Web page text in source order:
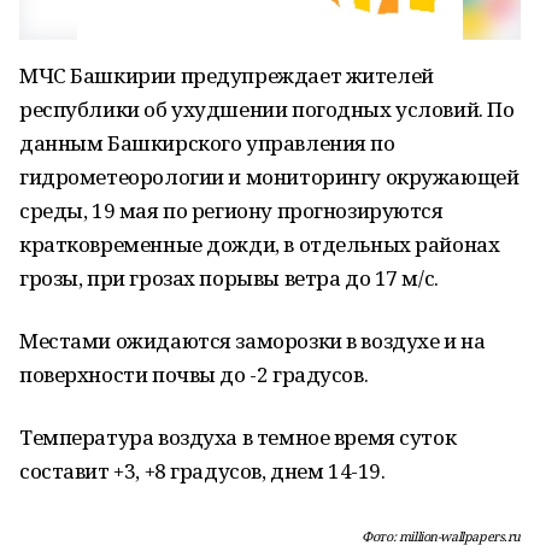
МЧС Башкирии предупреждает жителей
республики об ухудшении погодных условий. По
данным Башкирского управления по
гидрометеорологии и мониторингу окружающей
среды, 19 мая по региону прогнозируются
кратковременные дожди, в отдельных районах
грозы, при грозах порывы ветра до 17 м/с.
Местами ожидаются заморозки в воздухе и на
поверхности почвы до -2 градусов.
Температура воздуха в темное время суток
составит +3, +8 градусов, днем 14-19.
Фото: million-wallpapers.ru